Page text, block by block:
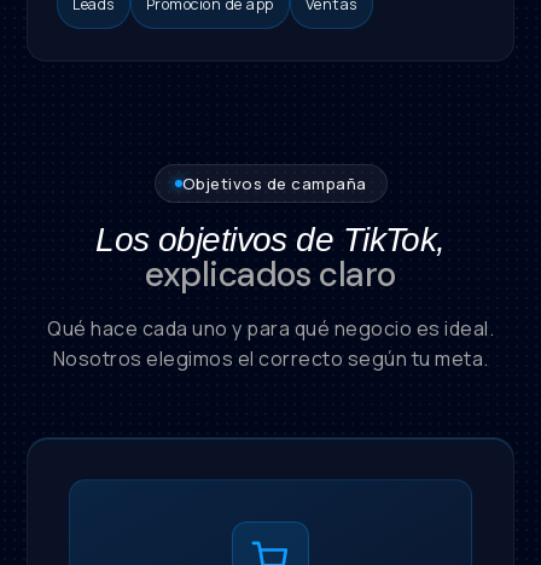
Leads Promoción de app Ventas
Objetivos de campaña
Los objetivos de TikTok,
explicados claro
Qué hace cada uno y para qué negocio es ideal.
Nosotros elegimos el correcto según tu meta.